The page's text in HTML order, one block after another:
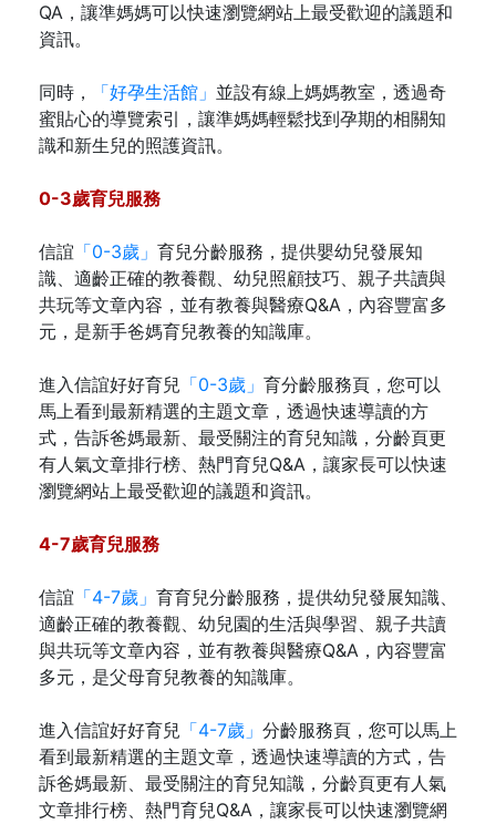
QA，讓準媽媽可以快速瀏覽網站上最受歡迎的議題和
資訊。
同時， 「好孕生活館」 並設有線上媽媽教室，透過奇
蜜貼心的導覽索引，讓準媽媽輕鬆找到孕期的相關知
識和新生兒的照護資訊。
0-3歲育兒服務
信誼 「0-3歲」 育兒分齡服務，提供嬰幼兒發展知
識、適齡正確的教養觀、幼兒照顧技巧、親子共讀與
共玩等文章內容，並有教養與醫療Q&A，內容豐富多
元，是新手爸媽育兒教養的知識庫。
進入信誼好好育兒 「0-3歲」 育分齡服務頁，您可以
馬上看到最新精選的主題文章，透過快速導讀的方
式，告訴爸媽最新、最受關注的育兒知識，分齡頁更
有人氣文章排行榜、熱門育兒Q&A，讓家長可以快速
瀏覽網站上最受歡迎的議題和資訊。
4-7歲育兒服務
信誼 「4-7歲」 育育兒分齡服務，提供幼兒發展知識、
適齡正確的教養觀、幼兒園的生活與學習、親子共讀
與共玩等文章內容，並有教養與醫療Q&A，內容豐富
多元，是父母育兒教養的知識庫。
進入信誼好好育兒 「4-7歲」 分齡服務頁，您可以馬上
看到最新精選的主題文章，透過快速導讀的方式，告
訴爸媽最新、最受關注的育兒知識，分齡頁更有人氣
文章排行榜、熱門育兒Q&A，讓家長可以快速瀏覽網